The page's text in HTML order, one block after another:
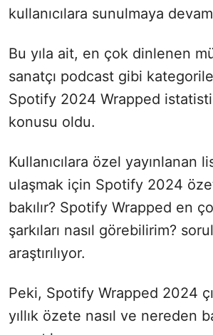
kullanıcılara sunulmaya
Bu yıla ait, en çok dinlenen
sanatçı podcast gibi
Spotify 2024 Wrapped
konusu oldu.
Kullanıcılara özel yayınlanan
ulaşmak için Spotify 2024
bakılır? Spotify Wrapped en
şarkıları nasıl görebilirim?
araştırılıyor.
Peki, Spotify Wrapped 2024
yıllık özete nasıl ve nereden